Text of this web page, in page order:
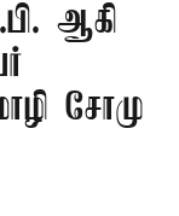
ஆகி
சோமு